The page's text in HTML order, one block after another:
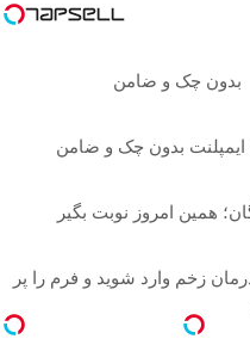
بدون چک و ضامن
برای درمان زخم وارد شوید و فرم را پر